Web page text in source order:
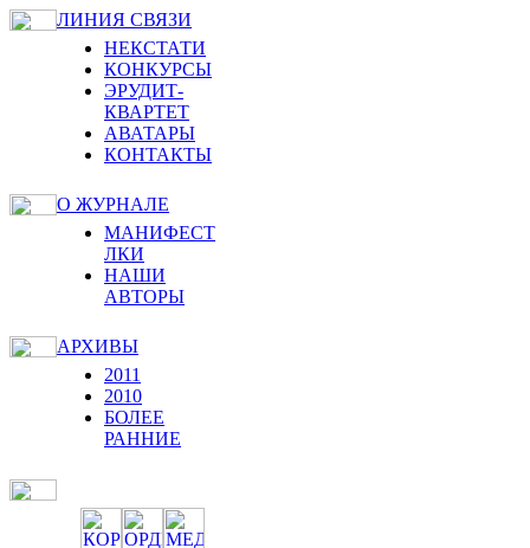
ЛИНИЯ СВЯЗИ
НЕКСТАТИ
КОНКУРСЫ
ЭРУДИТ-
КВАРТЕТ
АВАТАРЫ
КОНТАКТЫ
О ЖУРНАЛЕ
МАНИФЕСТ
ЛКИ
НАШИ
АВТОРЫ
АРХИВЫ
2011
2010
БОЛЕЕ
РАННИЕ